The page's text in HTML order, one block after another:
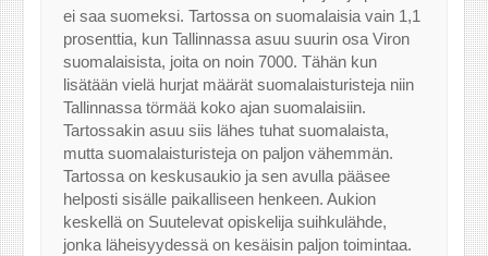
ei saa suomeksi. Tartossa on suomalaisia vain 1,1
prosenttia, kun Tallinnassa asuu suurin osa Viron
suomalaisista, joita on noin 7000. Tähän kun
lisätään vielä hurjat määrät suomalaisturisteja niin
Tallinnassa törmää koko ajan suomalaisiin.
Tartossakin asuu siis lähes tuhat suomalaista,
mutta suomalaisturisteja on paljon vähemmän.
Tartossa on keskusaukio ja sen avulla pääsee
helposti sisälle paikalliseen henkeen. Aukion
keskellä on Suutelevat opiskelija suihkulähde,
jonka läheisyydessä on kesäisin paljon toimintaa.